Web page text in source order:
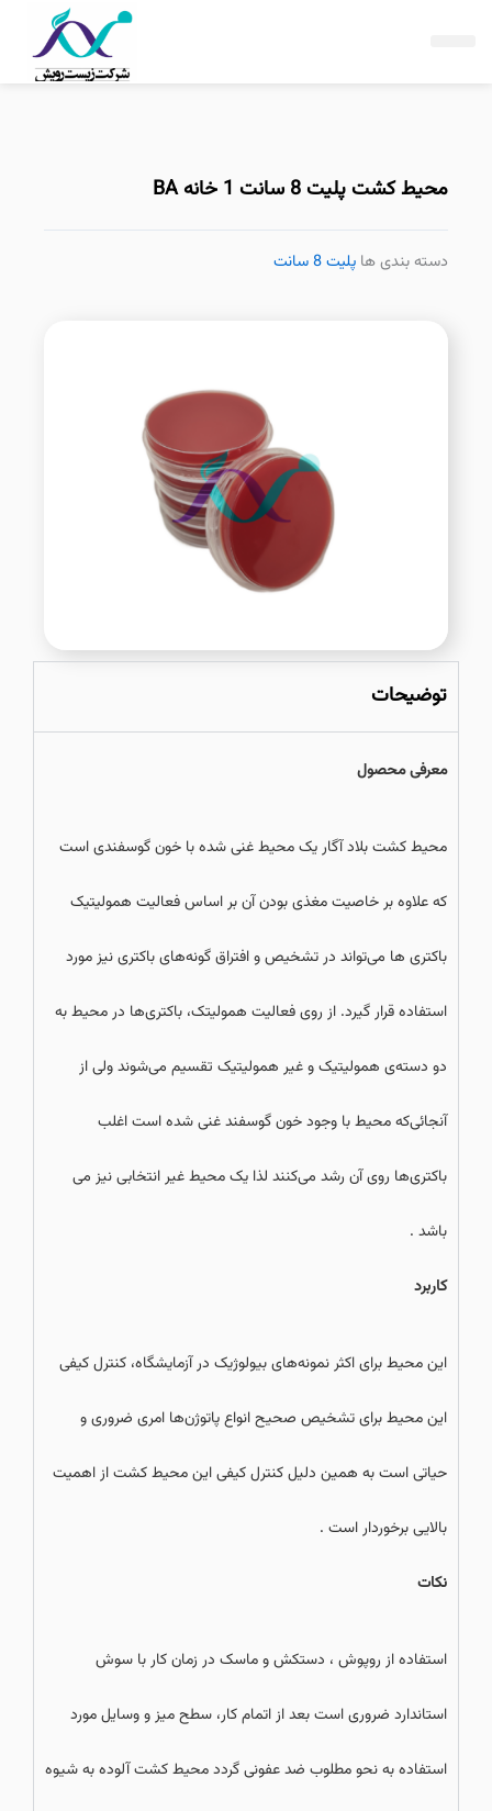
محیط کشت پلیت 8 سانت 1 خانه BA
دسته بندی ها پلیت 8 سانت
توضیحات
معرفی محصول
محیط کشت بلاد آگار یک محیط غنی شده با خون گوسفندی است
که علاوه بر خاصیت مغذی بودن آن بر اساس فعالیت همولیتیک
باکتری ها می‌تواند در تشخیص و افتراق گونه‌های باکتری نیز مورد
استفاده قرار گیرد. از روی فعالیت همولیتک، باکتری‌ها در محیط به
دو دسته‌ی همولیتیک و غیر همولیتیک تقسیم می‌شوند ولی از
آنجائی‌که محیط با وجود خون گوسفند غنی شده است اغلب
باکتری‌ها روی آن رشد می‌کنند لذا یک محیط غیر انتخابی نیز می
باشد .
کاربرد
این محیط برای اکثر نمونه‌های بیولوژیک در آزمایشگاه، کنترل کیفی
این محیط برای تشخیص صحیح انواع پاتوژن‌ها امری ضروری و
حیاتی است به همین دلیل کنترل کیفی این محیط کشت از اهمیت
بالایی برخوردار است .
نكات
استفاده از روپوش ، دستکش و ماسک در زمان کار با سوش
استاندارد ضروری است بعد از اتمام کار، سطح میز و وسایل مورد
استفاده به نحو مطلوب ضد عفونی گردد محیط کشت آلوده به شیوه